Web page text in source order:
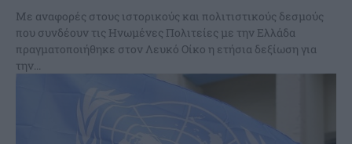
Με αναφορές στους ιστορικούς και πολιτιστικούς δεσμούς
που συνδέουν τις Ηνωμένες Πολιτείες με την Ελλάδα
πραγματοποιήθηκε στον Λευκό Οίκο η ετήσια δεξίωση για
την...